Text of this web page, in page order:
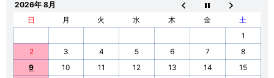
2026年 8月
日
月 火 水 木 金
土
1
2
3 4 5 6 7
8
9
10 11 12 13 14
15